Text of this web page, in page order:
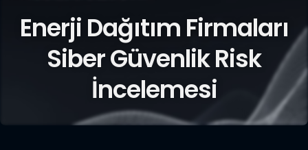
Enerji Dağıtım Firmaları
Siber Güvenlik Risk
İncelemesi